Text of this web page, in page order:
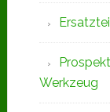
Werkzeug